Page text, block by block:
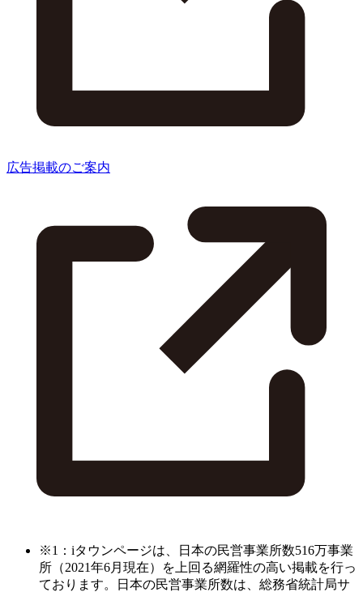
広告掲載のご案内
※1：iタウンページは、日本の民営事業所数516万事業
所（2021年6月現在）を上回る網羅性の高い掲載を行っ
ております。日本の民営事業所数は、総務省統計局サ